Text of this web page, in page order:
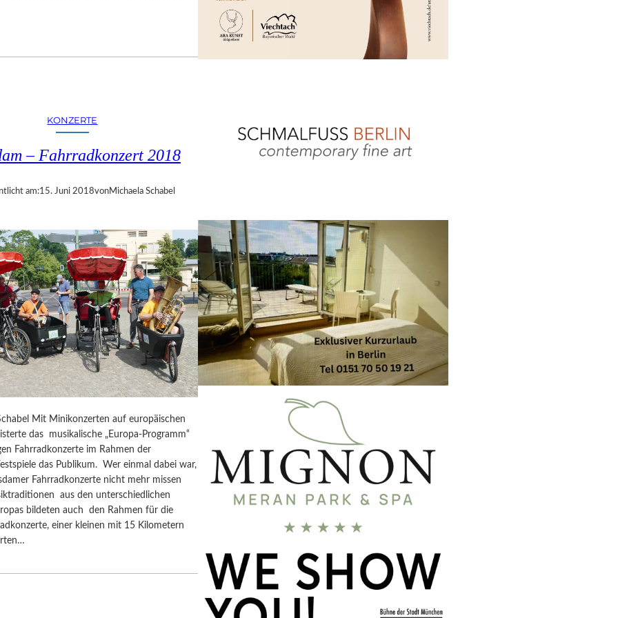
KONZERTE
– Fahrradkonzert 2018
am:15. Juni 2018vonMichaela Schabel
Mit Minikonzerten auf europäischen
das musikalische „Europa-Programm“
Fahrradkonzerte im Rahmen der
das Publikum. Wer einmal dabei war,
Fahrradkonzerte nicht mehr missen
aus den unterschiedlichen
bildeten auch den Rahmen für die
einer kleinen mit 15 Kilometern